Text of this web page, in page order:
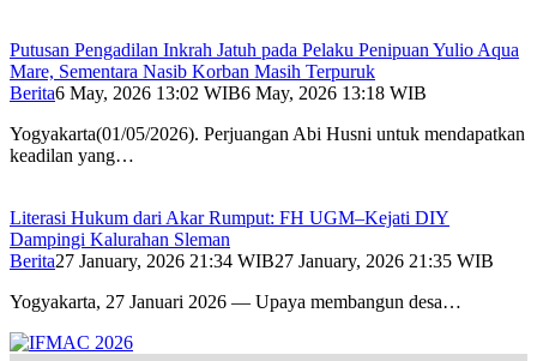
Putusan Pengadilan Inkrah Jatuh pada Pelaku Penipuan Yulio Aqua
Mare, Sementara Nasib Korban Masih Terpuruk
Berita6 May, 2026 13:02 WIB6 May, 2026 13:18 WIB
Yogyakarta(01/05/2026). Perjuangan Abi Husni untuk mendapatkan
keadilan yang…
Literasi Hukum dari Akar Rumput: FH UGM–Kejati DIY
Dampingi Kalurahan Sleman
Berita27 January, 2026 21:34 WIB27 January, 2026 21:35 WIB
Yogyakarta, 27 Januari 2026 — Upaya membangun desa…